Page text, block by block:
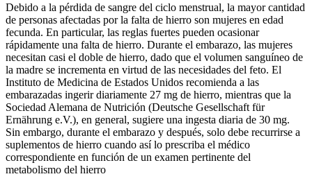
Debido a la pérdida de sangre del ciclo menstrual, la mayor cantidad
de personas afectadas por la falta de hierro son mujeres en edad
fecunda. En particular, las reglas fuertes pueden ocasionar
rápidamente una falta de hierro. Durante el embarazo, las mujeres
necesitan casi el doble de hierro, dado que el volumen sanguíneo de
la madre se incrementa en virtud de las necesidades del feto. El
Instituto de Medicina de Estados Unidos recomienda a las
embarazadas ingerir diariamente 27 mg de hierro, mientras que la
Sociedad Alemana de Nutrición (Deutsche Gesellschaft für
Ernährung e.V.), en general, sugiere una ingesta diaria de 30 mg.
Sin embargo, durante el embarazo y después, solo debe recurrirse a
suplementos de hierro cuando así lo prescriba el médico
correspondiente en función de un examen pertinente del
metabolismo del hierro